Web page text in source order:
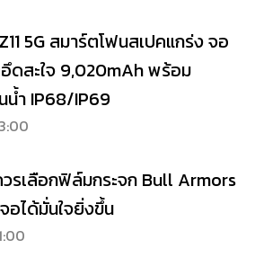
5G สมาร์ตโฟนสเปคแกร่ง จอ
ดสะใจ 9,020mAh พร้อม
น้ำ IP68/IP69
รเลือกฟิล์มกระจก Bull Armors
อได้มั่นใจยิ่งขึ้น